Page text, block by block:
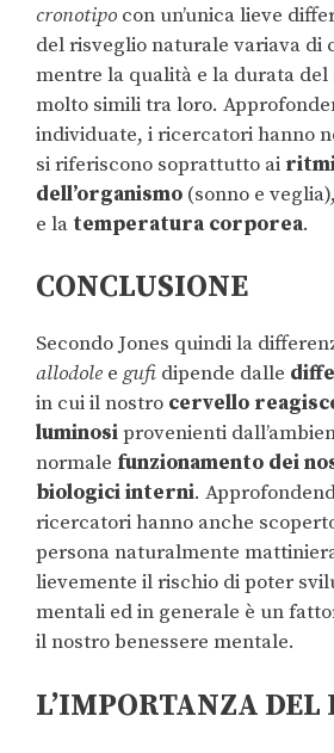
cronotipo con un’unica lieve
del risveglio naturale variava di
mentre la qualità e la durata del
molto simili tra loro.
individuate, i ricercatori hanno
si riferiscono soprattutto ai
dell’organismo (sonno e
e la temperatura corporea.
CONCLUSIONE
Secondo Jones quindi la
allodole e gufi dipende dalle
in cui il nostro cervello
luminosiprovenienti
normale funzionamento dei
biologici interni.
ricercatori hanno anche
persona naturalmente
lievemente il rischio di poter
mentali ed in generale è un
il nostro benessere mentale.
L’IMPORTANZA